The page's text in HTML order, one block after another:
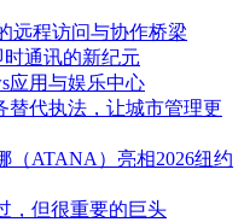
远程访问与协作桥梁
时通讯的新纪元
应用与娱乐中心
替代执法，让城市管理更
（ATANA）亮相2026纽约
，但很重要的巨头